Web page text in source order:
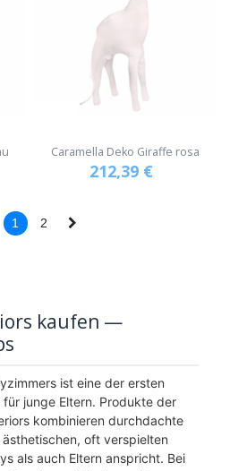
Caramella Deko Giraffe rosa
212,39 €
1 2
kaufen —
ist eine der ersten
junge Eltern. Produkte der
kombinieren durchdachte
oft verspielten
als auch Eltern anspricht. Bei